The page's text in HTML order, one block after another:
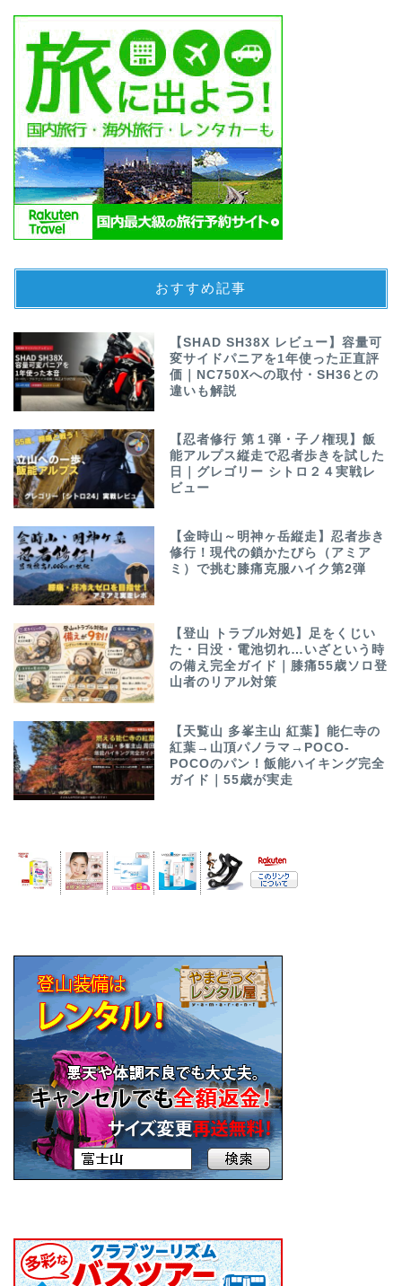
おすすめ記事
【SHAD SH38X レビュー】容量可
変サイドパニアを1年使った正直評
価｜NC750Xへの取付・SH36との
違いも解説
【忍者修行 第１弾・子ノ権現】飯
能アルプス縦走で忍者歩きを試した
日｜グレゴリー シトロ２４実戦レ
ビュー
【金時山～明神ヶ岳縦走】忍者歩き
修行！現代の鎖かたびら（アミア
ミ）で挑む膝痛克服ハイク第2弾
【登山 トラブル対処】足をくじい
た・日没・電池切れ…いざという時
の備え完全ガイド｜膝痛55歳ソロ登
山者のリアル対策
【天覧山 多峯主山 紅葉】能仁寺の
紅葉→山頂パノラマ→POCO-
POCOのパン！飯能ハイキング完全
ガイド｜55歳が実走